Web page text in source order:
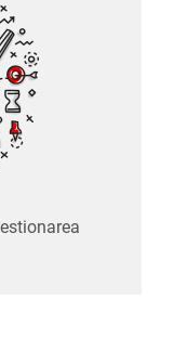
a concediilor.